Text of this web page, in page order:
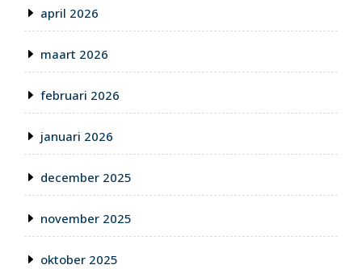
april 2026
maart 2026
februari 2026
januari 2026
december 2025
november 2025
oktober 2025